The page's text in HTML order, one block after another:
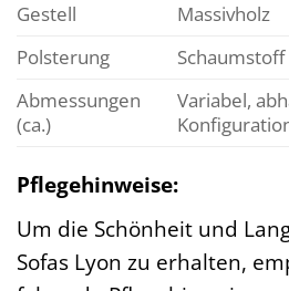
Gestell
Massivholz
Polsterung
Schaumstoff
Abmessungen
(ca.)
Variabel,
Pflegehinweise:
Um die Schönheit und
Sofas Lyon zu erhalten,